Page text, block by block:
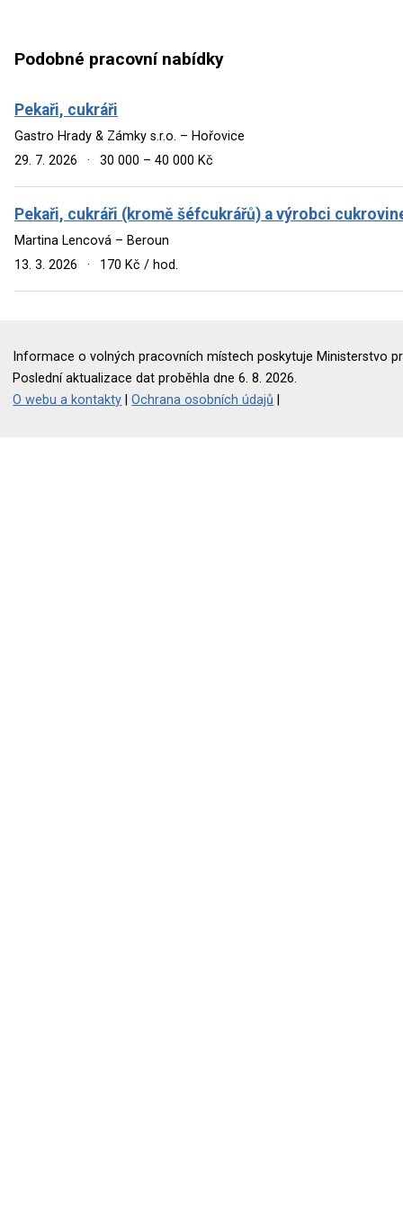
Podobné pracovní nabídky
Pekaři, cukráři
Gastro Hrady & Zámky s.r.o. – Hořovice
29. 7. 2026
· 30 000 – 40 000 Kč
Pekaři, cukráři (kromě šéfcukrářů) a výrobci
Martina Lencová – Beroun
13. 3. 2026
· 170 Kč / hod.
Informace o volných pracovních místech poskytuje Ministerstvo
Poslední aktualizace dat proběhla dne 6. 8. 2026.
O webu a kontakty |Ochrana osobních údajů